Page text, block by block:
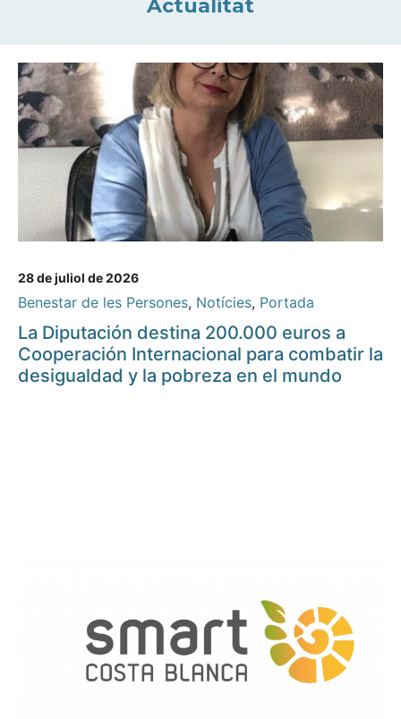
Actualitat
28 de juliol de 2026
Benestar de les Persones, Notícies, Portada
La Diputación destina 200.000 euros a
Cooperación Internacional para combatir la
desigualdad y la pobreza en el mundo